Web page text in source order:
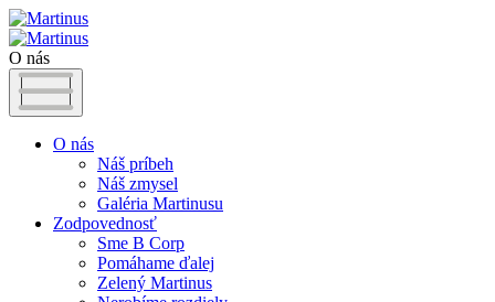
O nás
O nás
Náš príbeh
Náš zmysel
Galéria Martinusu
Zodpovednosť
Sme B Corp
Pomáhame ďalej
Zelený Martinus